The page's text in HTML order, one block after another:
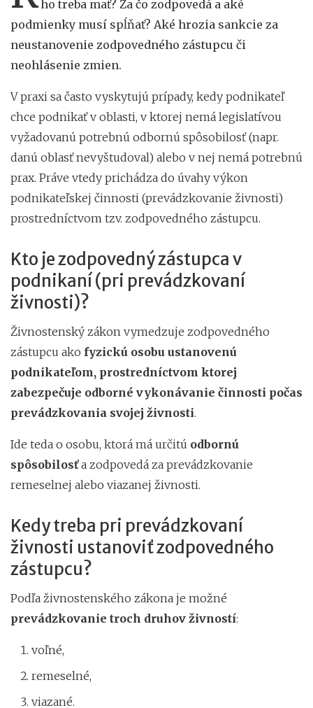
ho treba mať? Za čo zodpovedá a aké
podmienky musí spĺňať? Aké hrozia sankcie za
neustanovenie zodpovedného zástupcu či
neohlásenie zmien.
V praxi sa často vyskytujú prípady, kedy podnikateľ
chce podnikať v oblasti, v ktorej nemá legislatívou
vyžadovanú potrebnú odbornú spôsobilosť (napr.
danú oblasť nevyštudoval) alebo v nej nemá potrebnú
prax. Práve vtedy prichádza do úvahy výkon
podnikateľskej činnosti (prevádzkovanie živnosti)
prostredníctvom tzv. zodpovedného zástupcu.
Kto je zodpovedný zástupca v
podnikaní (pri prevádzkovaní
živnosti)?
Živnostenský zákon vymedzuje zodpovedného
zástupcu ako fyzickú osobu ustanovenú
podnikateľom, prostredníctvom ktorej
zabezpečuje odborné vykonávanie činnosti počas
prevádzkovania svojej živnosti.
Ide teda o osobu, ktorá má určitú odbornú
spôsobilosťa zodpovedá za prevádzkovanie
remeselnej alebo viazanej živnosti.
Kedy treba pri prevádzkovaní
živnosti ustanoviť zodpovedného
zástupcu?
Podľa živnostenského zákona je možné
prevádzkovanie troch druhov živností:
voľné,
remeselné,
viazané.